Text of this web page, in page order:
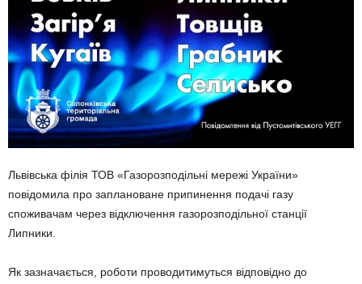
Львівська філія ТОВ «Газорозподільні мережі України»
повідомила про заплановане припинення подачі газу
споживачам через відключення газорозподільної станції
Липники.
Як зазначається, роботи проводитимуться відповідно до